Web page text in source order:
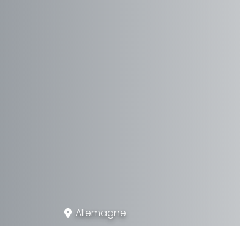
Allemagne